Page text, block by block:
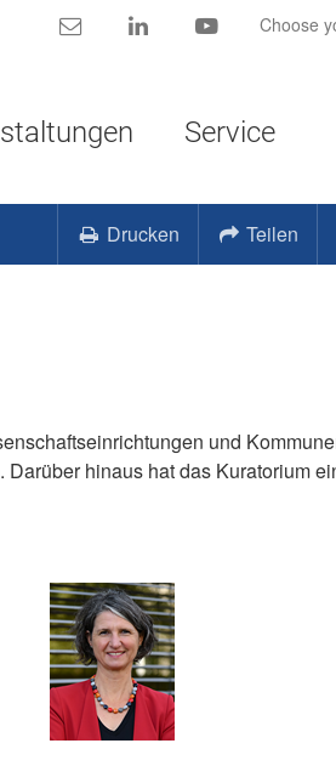
Kontakt LinkedIn YouTubeChoose
Service
Drucken Teilen
und
hinaus hat das Kuratorium